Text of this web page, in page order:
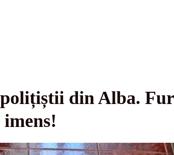
polițiștii din Alba.